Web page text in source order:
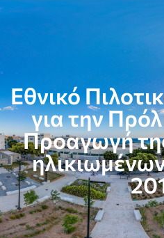
Εθνικό
για την
Προαγωγή